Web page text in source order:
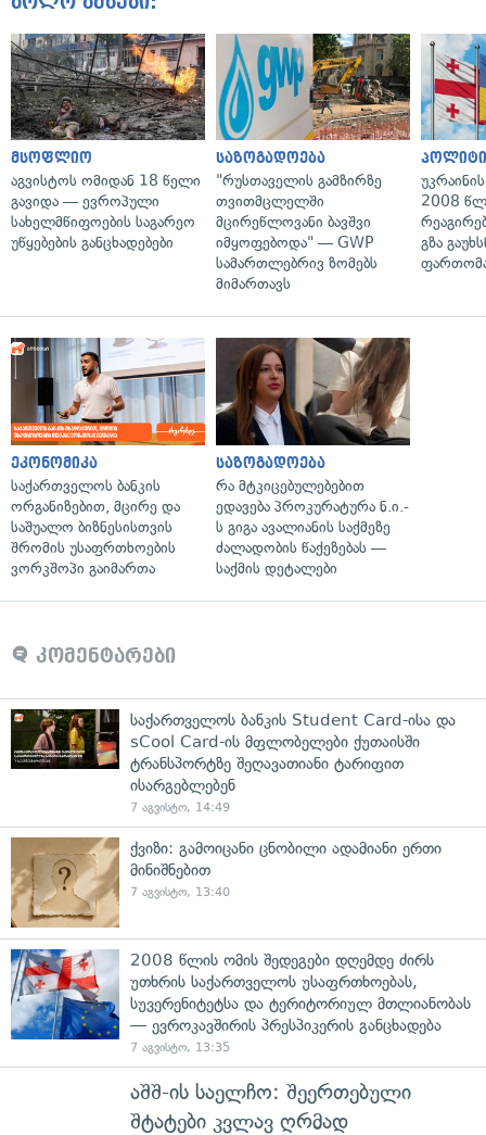
მსოფლიო
აგვისტოს ომიდან 18 წელი
გავიდა — ევროპული
სახელმწიფოების საგარეო
უწყებების განცხადებები
საზოგადოება
"რუსთაველის გამზირზე
თვითმცლელში
მცირეწლოვანი ბავშვი
იმყოფებოდა" — GWP
სამართლებრივ ზომებს
მიმართავს
2008
გზა
ეკონომიკა
საქართველოს ბანკის
ორგანიზებით, მცირე და
საშუალო ბიზნესისთვის
შრომის უსაფრთხოების
ვორკშოპი გაიმართა
საზოგადოება
რა მტკიცებულებებით
ედავება პროკურატურა ნ.ი.-
ს გიგა ავალიანის საქმეზე
ძალადობის წაქეზებას —
საქმის დეტალები
კომენტარები
საქართველოს ბანკის Student Card-ისა და
sCool Card-ის მფლობელები ქუთაისში
ტრანსპორტზე შეღავათიანი ტარიფით
ისარგებლებენ
7 აგვისტო, 14:49
ქვიზი: გამოიცანი ცნობილი ადამიანი ერთი
მინიშნებით
7 აგვისტო, 13:40
2008 წლის ომის შედეგები დღემდე ძირს
უთხრის საქართველოს უსაფრთხოებას,
სუვერენიტეტსა და ტერიტორიულ მთლიანობას
— ევროკავშირის პრესპიკერის განცხადება
7 აგვისტო, 13:35
აშშ-ის საელჩო: შეერთებული
შტატები კვლავ ღრმად